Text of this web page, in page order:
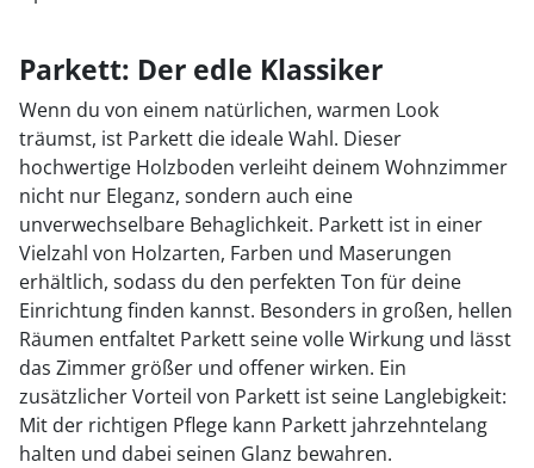
Parkett: Der edle Klassiker
Wenn du von einem natürlichen, warmen Look
träumst, ist Parkett die ideale Wahl. Dieser
hochwertige Holzboden verleiht deinem Wohnzimmer
nicht nur Eleganz, sondern auch eine
unverwechselbare Behaglichkeit. Parkett ist in einer
Vielzahl von Holzarten, Farben und Maserungen
erhältlich, sodass du den perfekten Ton für deine
Einrichtung finden kannst. Besonders in großen, hellen
Räumen entfaltet Parkett seine volle Wirkung und lässt
das Zimmer größer und offener wirken. Ein
zusätzlicher Vorteil von Parkett ist seine Langlebigkeit:
Mit der richtigen Pflege kann Parkett jahrzehntelang
halten und dabei seinen Glanz bewahren.